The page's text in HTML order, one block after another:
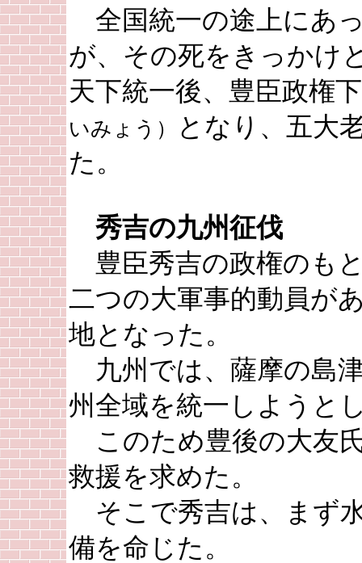
全国統一の途上にあ
が、その死をきっかけ
天下統一後、豊臣政権
いみょう）
となり、五大
た。
秀吉の九州征伐
豊臣秀吉の政権のも
二つの大軍事的動員が
地となった。
九州では、薩摩の島
州全域を統一しようと
このため豊後の大友
救援を求めた。
そこで秀吉は、まず
備を命じた。